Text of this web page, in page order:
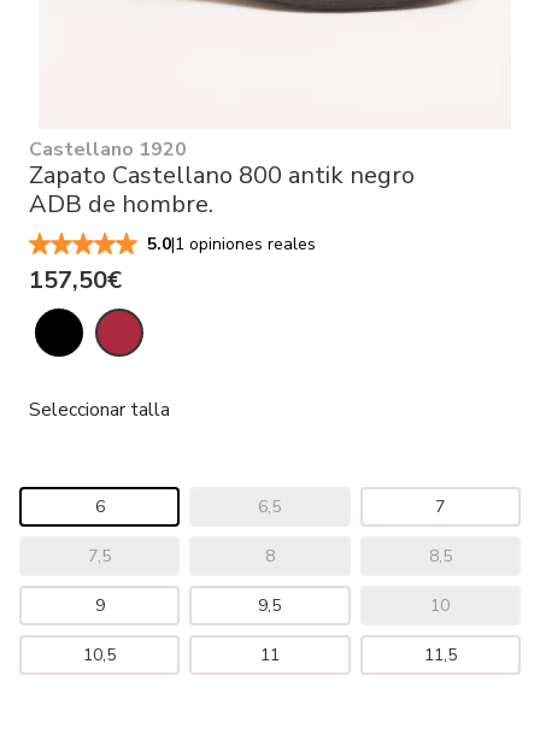
Castellano 1920
Zapato Castellano 800 antik negro
ADB de hombre.
5.0|1 opiniones reales
157,50€
Seleccionar talla
6 6,5 7
7,5 8 8,5
9 9,5 10
10,5 11 11,5